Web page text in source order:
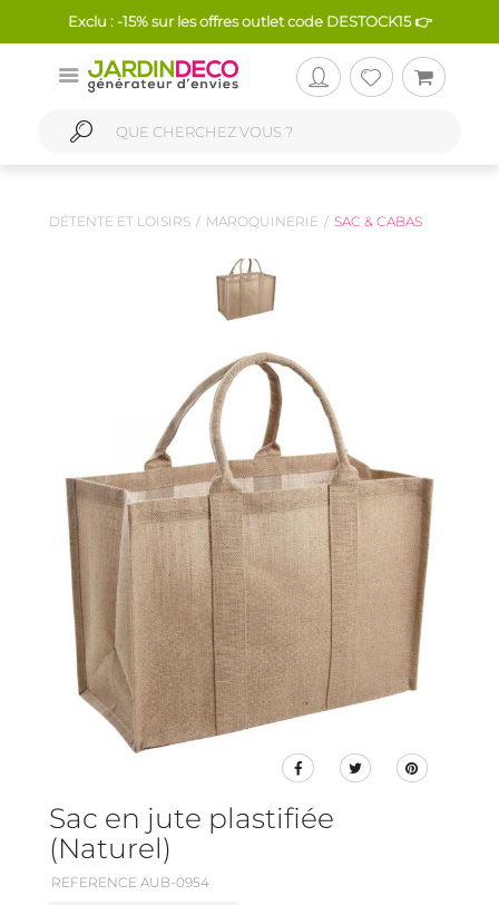
Exclu : -15% sur les offres outlet code DESTOCK15 👉
DÉTENTE ET LOISIRS MAROQUINERIE SAC & CABAS
Sac en jute plastifiée
(Naturel)
REFERENCE AUB-0954